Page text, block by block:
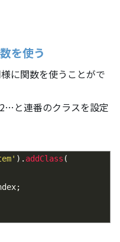
を使う
に関数を使うことがで
と連番のクラスを設定
) . addClass (
;